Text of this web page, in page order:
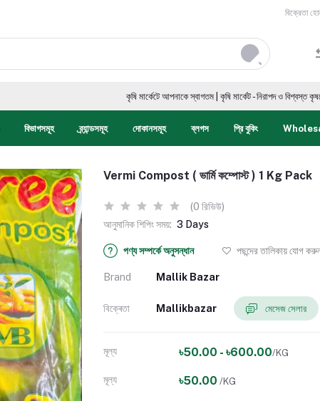
বিক্রেতা
কৃষি মার্কেটে আপনাকে স্বাগতম | কৃষি মার্কেট - নিরাপদ ও বিশ্বস্ত কৃষকের
বিভাগসমূহ ব্র্যান্ডসমূহ দোকানসমূহ ব্লগস প্রি বুকিং
Vermi Compost ( ভার্মি কম্পোস্ট ) 1 Kg Pack
(0 রিভিউ)
আনুমানিক শিপিং সময়: 3 Days
পণ্য সম্পর্কে অনুসন্ধান পছন্দের তালিকায় যোগ
Brand Mallik Bazar
বিক্ৰেতা Mallikbazar মেসেজ সেলার
মূল্য ৳50.00 - ৳600.00/KG
মূল্য ৳50.00 /KG